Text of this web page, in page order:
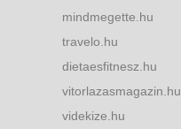
mindmegette.hu
travelo.hu
dietaesfitnesz.hu
vitorlazasmagazin.hu
videkize.hu